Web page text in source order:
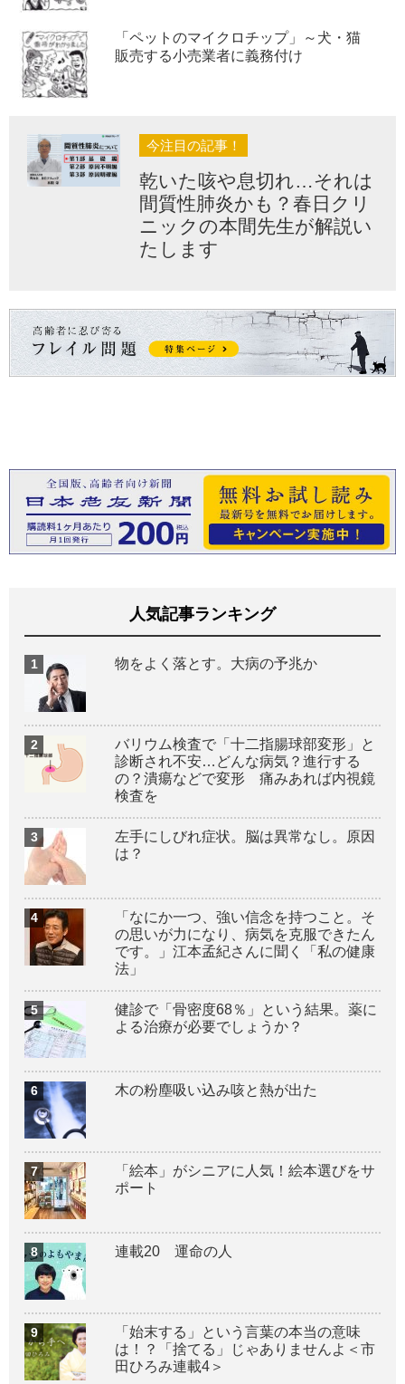
「ペットのマイクロチップ」～犬・猫
販売する小売業者に義務付け
今注目の記事！
乾いた咳や息切れ…それは
間質性肺炎かも？春日クリ
ニックの本間先生が解説い
たします
人気記事ランキング
物をよく落とす。大病の予兆か
バリウム検査で「十二指腸球部変形」と
診断され不安…どんな病気？進行する
の？潰瘍などで変形 痛みあれば内視鏡
検査を
左手にしびれ症状。脳は異常なし。原因
は？
「なにか一つ、強い信念を持つこと。そ
の思いが力になり、病気を克服できたん
です。」江本孟紀さんに聞く「私の健康
法」
健診で「骨密度68％」という結果。薬に
よる治療が必要でしょうか？
木の粉塵吸い込み咳と熱が出た
「絵本」がシニアに人気！絵本選びをサ
ポート
連載20 運命の人
「始末する」という言葉の本当の意味
は！？「捨てる」じゃありませんよ＜市
田ひろみ連載4＞